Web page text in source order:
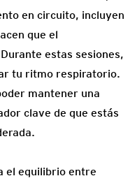
en circuito, incluyen
que el
estas sesiones,
tu ritmo respiratorio.
mantener una
clave de que estás
el equilibrio entre